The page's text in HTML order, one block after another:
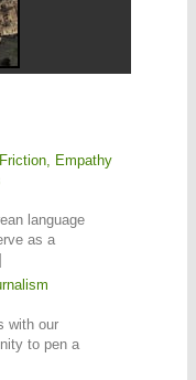
Empathy
language
as a
with our
to pen a